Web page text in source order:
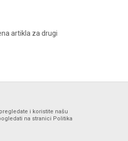
artikla za drugi
i koristite našu
na stranici Politika